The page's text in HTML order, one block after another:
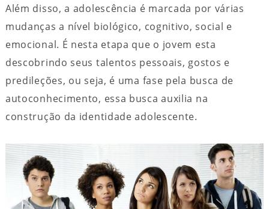
Além disso, a adolescência é marcada por várias
mudanças a nível biológico, cognitivo, social e
emocional. É nesta etapa que o jovem esta
descobrindo seus talentos pessoais, gostos e
predileções, ou seja, é uma fase pela busca de
autoconhecimento, essa busca auxilia na
construção da identidade adolescente.